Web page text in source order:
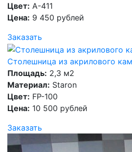
Цвет: A-411
Цена: 9 450 рублей
Заказать
Столешница из акрилового
Площадь: 2,3 м2
Материал: Staron
Цвет: FP-100
Цена: 10 500 рублей
Заказать